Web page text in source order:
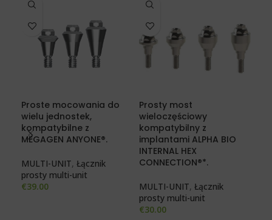
Proste mocowania do
wielu jednostek,
kompatybilne z
MEGAGEN ANYONE®.
MULTI-UNIT, Łącznik
prosty multi-unit
€39.00
Prosty most
wieloczęściowy
kompatybilny z
implantami ALPHA BIO
INTERNAL HEX
CONNECTION®*.
MULTI-UNIT, Łącznik
prosty multi-unit
€30.00